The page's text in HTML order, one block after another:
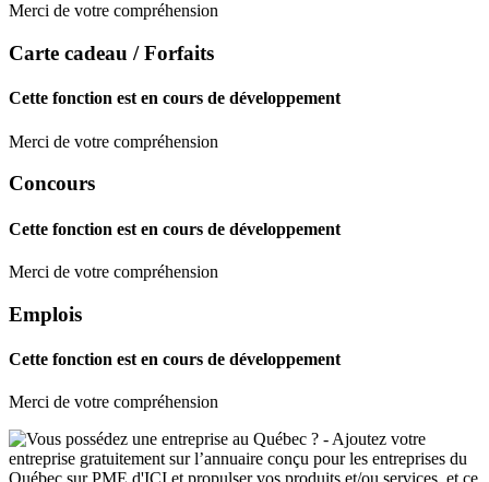
Merci de votre compréhension
Carte cadeau / Forfaits
Cette fonction est en cours de développement
Merci de votre compréhension
Concours
Cette fonction est en cours de développement
Merci de votre compréhension
Emplois
Cette fonction est en cours de développement
Merci de votre compréhension